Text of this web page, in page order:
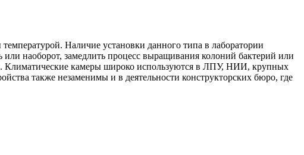
Наличие установки данного типа в лаборатории
или наоборот, замедлить процесс выращивания колоний бактерий или
Климатические камеры широко используются в ЛПУ, НИИ, крупных
также незаменимы и в деятельности конструкторских бюро, где